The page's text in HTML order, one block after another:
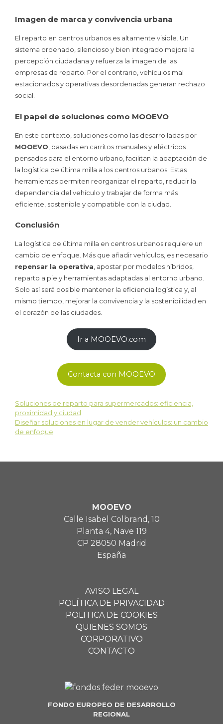
Imagen de marca y convivencia urbana
El reparto en centros urbanos es altamente visible. Un
sistema ordenado, silencioso y bien integrado mejora la
percepción ciudadana y refuerza la imagen de las
empresas de reparto. Por el contrario, vehículos mal
estacionados y operativas desordenadas generan rechazo
social.
El papel de soluciones como MOOEVO
En este contexto, soluciones como las desarrolladas por
MOOEVO , basadas en carritos manuales y eléctricos
pensados para el entorno urbano, facilitan la adaptación de
la logística de última milla a los centros urbanos. Estas
herramientas permiten reorganizar el reparto, reducir la
dependencia del vehículo y trabajar de forma más
eficiente, sostenible y compatible con la ciudad.
Conclusión
La logística de última milla en centros urbanos requiere un
cambio de enfoque. Más que añadir vehículos, es necesario
repensar la operativa, apostar por modelos híbridos,
reparto a pie y herramientas adaptadas al entorno urbano.
Solo así será posible mantener la eficiencia logística y, al
mismo tiempo, mejorar la convivencia y la sostenibilidad en
el corazón de las ciudades.
Ir a MOOEVO.com
Contacta con MOOEVO
Soluciones de reparto para supermercados: eficiencia,
proximidad y ciudad
Diseñar soluciones en lugar de vender vehículos: un cambio
de enfoque
MOOEVO
Calle Isabel Colbrand, 10
Planta 4, Nave 119
CP 28050 Madrid
España
AVISO LEGAL
POLÍTICA DE PRIVACIDAD
POLITICA DE COOKIES
QUIENES SOMOS
CORPORATIVO
CONTACTO
FONDO EUROPEO DE DESARROLLO
REGIONAL